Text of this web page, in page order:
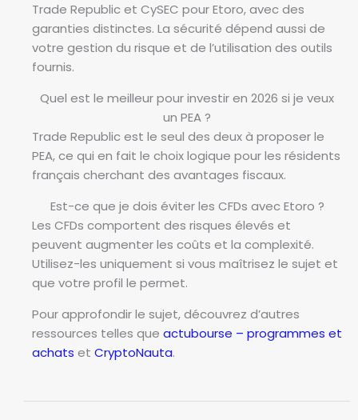
Trade Republic et CySEC pour Etoro, avec des
garanties distinctes. La sécurité dépend aussi de
votre gestion du risque et de l’utilisation des outils
fournis.
Quel est le meilleur pour investir en 2026 si je veux
un PEA ?
Trade Republic est le seul des deux à proposer le
PEA, ce qui en fait le choix logique pour les résidents
français cherchant des avantages fiscaux.
Est-ce que je dois éviter les CFDs avec Etoro ?
Les CFDs comportent des risques élevés et
peuvent augmenter les coûts et la complexité.
Utilisez-les uniquement si vous maîtrisez le sujet et
que votre profil le permet.
Pour approfondir le sujet, découvrez d’autres
ressources telles que actubourse – programmes et
achats et CryptoNauta.